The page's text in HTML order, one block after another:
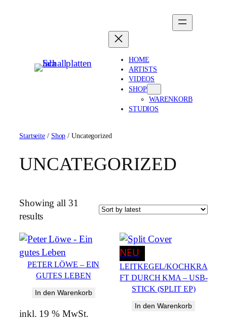
HOME
ARTISTS
VIDEOS
SHOP
WARENKORB
STUDIOS
Startseite / Shop / Uncategorized
UNCATEGORIZED
Showing all 31
resultsSorted
latest
PETER LÖWE – EIN
GUTES LEBEN
In den Warenkorb
inkl. 19 % MwSt.
NEU
LEITKEGEL/KOCHKRA
FT DURCH KMA – USB-
STICK (SPLIT EP)
In den Warenkorb